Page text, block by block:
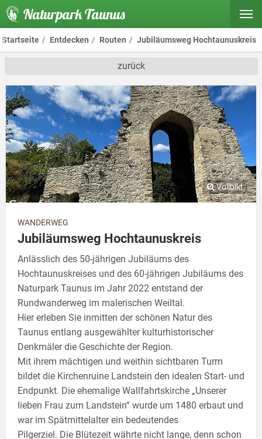
Naturpark Taunus
Startseite Entdecken Routen Jubiläumsweg Hochtaunuskreis
zurück
WANDERWEG
Jubiläumsweg Hochtaunuskreis
Anlässlich des 50-jährigen Jubiläums des
Hochtaunuskreises und des 60-jährigen Jubiläums des
Naturpark Taunus im Jahr 2022 entstand der
Rundwanderweg im malerischen Weiltal.
Hier erleben Sie inmitten der schönen Natur des
Taunus entlang ausgewählter kulturhistorischer
Denkmäler die Geschichte der Region.
Mit ihrem mächtigen und weithin sichtbaren Turm
bildet die Kirchenruine Landstein den idealen Start- und
Endpunkt. Die ehemalige Wallfahrtskirche „Unserer
lieben Frau zum Landstein“ wurde um 1480 erbaut und
war im Spätmittelalter ein bedeutendes
Pilgerziel. Die Blütezeit währte nicht lange, denn schon